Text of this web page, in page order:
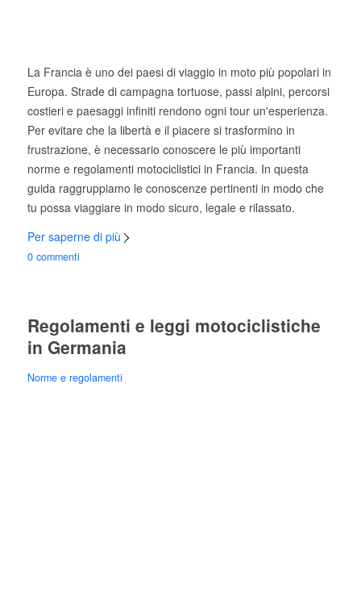
La Francia è uno dei paesi di viaggio in moto più popolari in
Europa. Strade di campagna tortuose, passi alpini, percorsi
costieri e paesaggi infiniti rendono ogni tour un'esperienza.
Per evitare che la libertà e il piacere si trasformino in
frustrazione, è necessario conoscere le più importanti
norme e regolamenti motociclistici in Francia. In questa
guida raggruppiamo le conoscenze pertinenti in modo che
tu possa viaggiare in modo sicuro, legale e rilassato.
Per saperne di più
0 commenti
Regolamenti e leggi motociclistiche
in Germania
Norme e regolamenti